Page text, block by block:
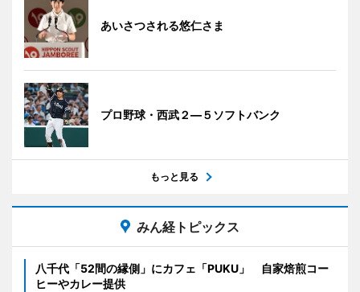
あいさつされる悠仁さま
プロ野球・西武２―５ソフトバンク
もっと見る
みん経トピックス
八千代「52間の縁側」にカフェ「PUKU」 自家焙煎コー
ヒーやカレー提供